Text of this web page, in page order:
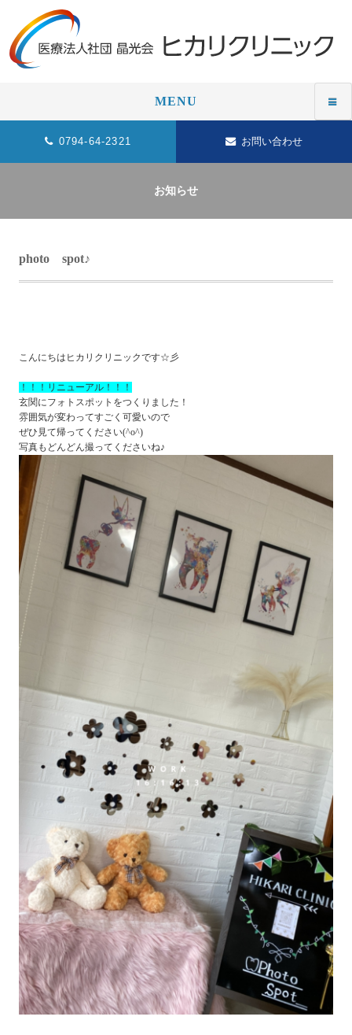
MENU
0794-64-2321 お問い合わせ
お知らせ
photo spot♪
こんにちはヒカリクリニックです☆彡
！！！リニューアル！！！
玄関にフォトスポットをつくりました！
雰囲気が変わってすごく可愛いので
ぜひ見て帰ってください(^o^)
写真もどんどん撮ってくださいね♪